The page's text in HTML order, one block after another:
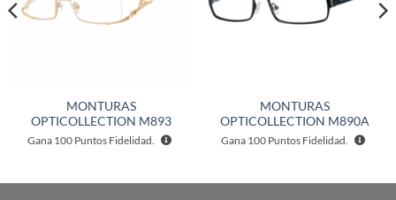
MONTURAS
OPTICOLLECTION M893
Gana 100Puntos Fidelidad.
MONTURAS
OPTICOLLECTION M890A
Gana 100Puntos Fidelidad.